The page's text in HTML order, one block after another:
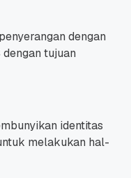
dengan
tujuan
identitas
melakukan hal-